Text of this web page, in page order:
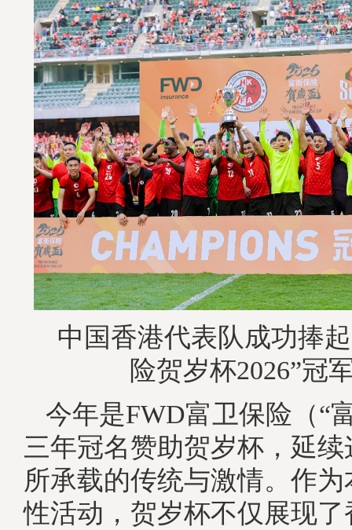
中国香港代表队成功捧
险贺岁杯2026”冠
今年是FWD富卫保险（“
三年冠名赞助贺岁杯，延
所承载的传统与激情。作
性活动，贺岁杯不仅展现